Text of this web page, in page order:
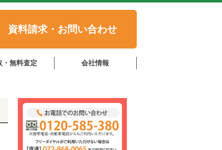
資料請求・お問い合わせ
・無料査定 会社情報